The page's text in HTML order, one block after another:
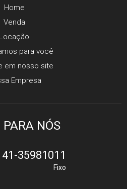
Home
Venda
Locação
para você
em nosso site
Empresa
PARA NÓS
41-35981011
Fixo